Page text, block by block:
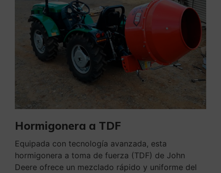
Hormigonera a TDF
Equipada con tecnología avanzada, esta
hormigonera a toma de fuerza (TDF) de John
Deere ofrece un mezclado rápido y uniforme del